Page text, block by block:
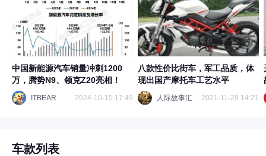
中国新能源汽车销量冲刺1200
万，腾势N9、领克Z20亮相！
ITBEAR 2024-10-15 17:49
八款性价比街车，军工品质，体
现出国产摩托车工艺水平
人际故事汇 2021-11-29 14:21
车款列表